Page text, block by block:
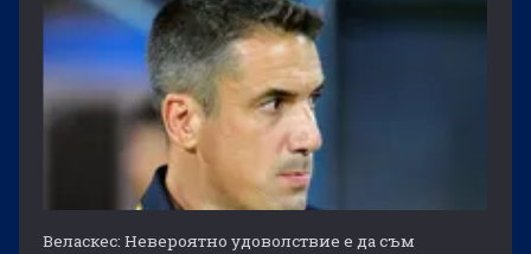
Веласкес: Невероятно удоволствие е да съм